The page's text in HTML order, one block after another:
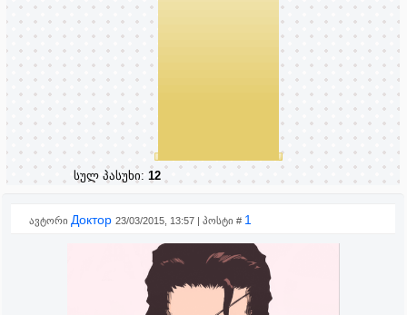
სულ პასუხი: 12
ავტორი Доктор 23/03/2015, 13:57 | პოსტი # 1